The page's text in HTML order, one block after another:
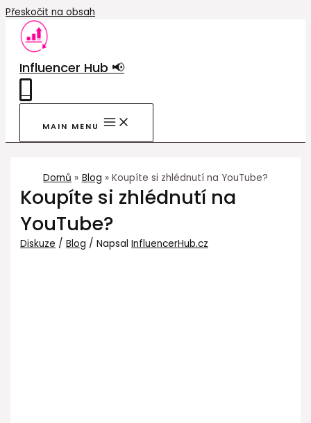
Přeskočit na obsah
Influencer Hub 📢
MAIN MENU
Domů Blog Koupíte si zhlédnutí na YouTube?
Koupíte si zhlédnutí na
YouTube?
Diskuze /Blog / NapsalInfluencerHub.cz